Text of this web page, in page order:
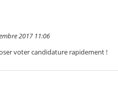
2017 11:06
voter candidature rapidement !